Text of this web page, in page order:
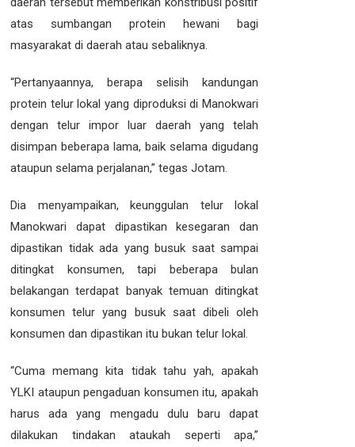
atas sumbangan protein hewani bagi
masyarakat di daerah atau sebaliknya.
“Pertanyaannya, berapa selisih kandungan
protein telur lokal yang diproduksi di Manokwari
dengan telur impor luar daerah yang telah
disimpan beberapa lama, baik selama digudang
ataupun selama perjalanan,” tegas Jotam.
Dia menyampaikan, keunggulan telur lokal
Manokwari dapat dipastikan kesegaran dan
dipastikan tidak ada yang busuk saat sampai
ditingkat konsumen, tapi beberapa bulan
belakangan terdapat banyak temuan ditingkat
konsumen telur yang busuk saat dibeli oleh
konsumen dan dipastikan itu bukan telur lokal.
“Cuma memang kita tidak tahu yah, apakah
YLKI ataupun pengaduan konsumen itu, apakah
harus ada yang mengadu dulu baru dapat
dilakukan tindakan ataukah seperti apa,”